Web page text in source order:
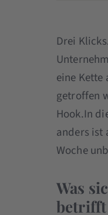
Drei
eine Kette
getroffen
Hook.In
anders ist
Woche
Was
betrifft